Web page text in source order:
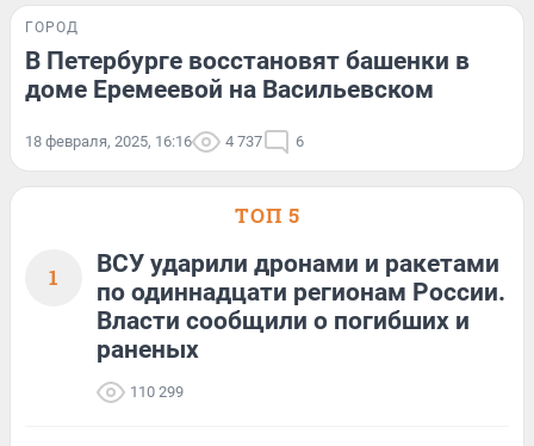
ГОРОД
В Петербурге восстановят башенки в
доме Еремеевой на Васильевском
18 февраля, 2025, 16:16 4 737 6
ТОП 5
1
ВСУ ударили дронами и ракетами
по одиннадцати регионам России.
Власти сообщили о погибших и
раненых
110 299